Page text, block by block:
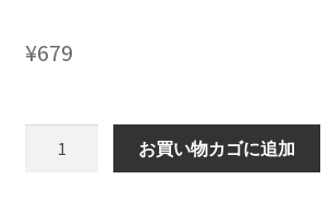
¥679
お買い物カゴに追加